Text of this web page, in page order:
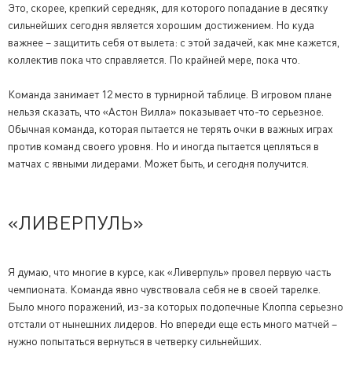
Это, скорее, крепкий середняк, для которого попадание в десятку
сильнейших сегодня является хорошим достижением. Но куда
важнее – защитить себя от вылета: с этой задачей, как мне кажется,
коллектив пока что справляется. По крайней мере, пока что.
Команда занимает 12 место в турнирной таблице. В игровом плане
нельзя сказать, что «Астон Вилла» показывает что-то серьезное.
Обычная команда, которая пытается не терять очки в важных играх
против команд своего уровня. Но и иногда пытается цепляться в
матчах с явными лидерами. Может быть, и сегодня получится.
«ЛИВЕРПУЛЬ»
Я думаю, что многие в курсе, как «Ливерпуль» провел первую часть
чемпионата. Команда явно чувствовала себя не в своей тарелке.
Было много поражений, из-за которых подопечные Клоппа серьезно
отстали от нынешних лидеров. Но впереди еще есть много матчей –
нужно попытаться вернуться в четверку сильнейших.